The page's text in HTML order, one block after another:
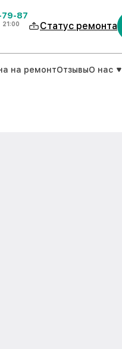
87
21:00 Статус ремонта
на ремонтОтзывыО нас